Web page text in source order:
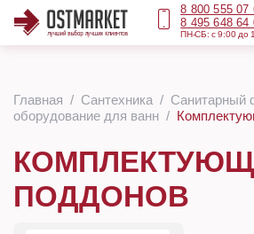
8 800 555 07
8 495 648 64
ПН-СБ: с 9:00 до
Главная Сантехника
Санитарный
оборудование для ванн
ПОДДОНОВ